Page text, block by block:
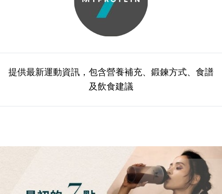
提供最新運動資訊，包含營養補充、鍛鍊方式、食譜
及飲食建議